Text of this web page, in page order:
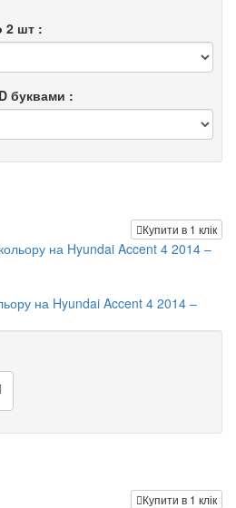
2 шт :
буквами :
Купити в 1 клік
на Hyundai Accent 4 2014 –
Купити в 1 клік